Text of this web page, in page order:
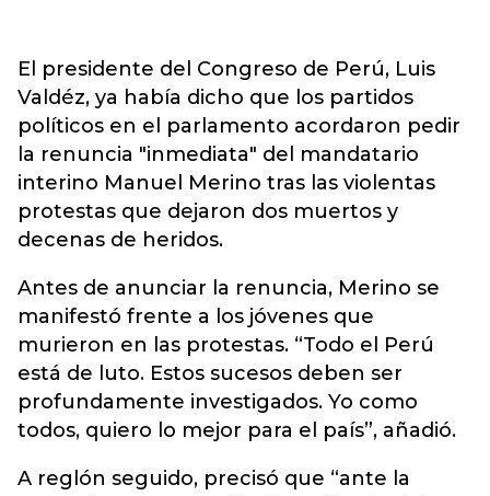
El presidente del Congreso de Perú, Luis
Valdéz, ya había dicho que los partidos
políticos en el parlamento acordaron pedir
la renuncia "inmediata" del mandatario
interino Manuel Merino tras las violentas
protestas que dejaron dos muertos y
decenas de heridos.
Antes de anunciar la renuncia, Merino se
manifestó frente a los jóvenes que
murieron en las protestas. “Todo el Perú
está de luto. Estos sucesos deben ser
profundamente investigados. Yo como
todos, quiero lo mejor para el país”, añadió.
A reglón seguido, precisó que “ante la